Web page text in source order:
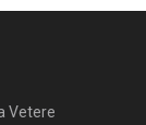
Vetere